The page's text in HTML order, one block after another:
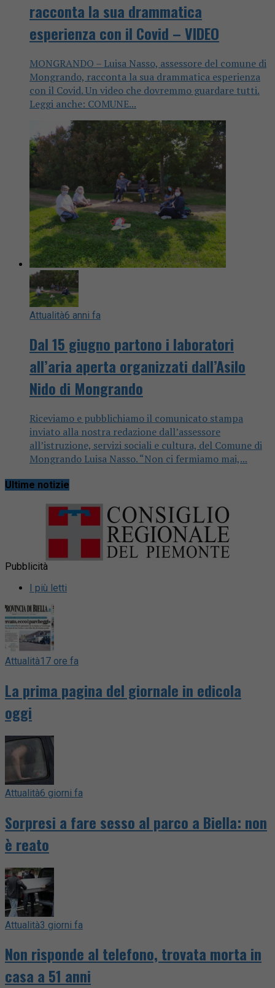
racconta la sua drammatica
esperienza con il Covid – VIDEO
MONGRANDO – Luisa Nasso, assessore del comune di
Mongrando, racconta la sua drammatica esperienza
con il Covid. Un video che dovremmo guardare tutti.
Leggi anche: COMUNE...
Attualità6 anni fa
Dal 15 giugno partono i laboratori
all’aria aperta organizzati dall’Asilo
Nido di Mongrando
Riceviamo e pubblichiamo il comunicato stampa
inviato alla nostra redazione dall’assessore
all’istruzione, servizi sociali e cultura, del Comune di
Mongrando Luisa Nasso. “Non ci fermiamo mai,...
Ultime notizie
Pubblicità
I più letti
Attualità17 ore fa
La prima pagina del giornale in edicola
oggi
Attualità6 giorni fa
Sorpresi a fare sesso al parco a Biella: non
è reato
Attualità3 giorni fa
Non risponde al telefono, trovata morta in
casa a 51 anni